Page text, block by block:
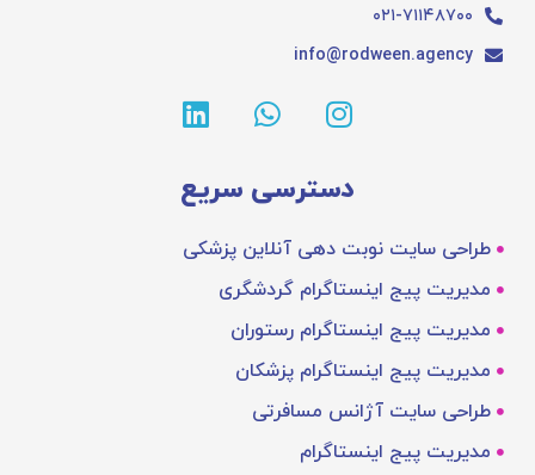
۰۲۱-۷۱۱۴۸۷۰۰
info@rodween.agency
دسترسی سریع
طراحی سایت نوبت دهی آنلاین پزشکی
مدیریت پیج اینستاگرام گردشگری
مدیریت پیج اینستاگرام رستوران
مدیریت پیج اینستاگرام پزشکان
طراحی سایت آژانس مسافرتی
مدیریت پیج اینستاگرام